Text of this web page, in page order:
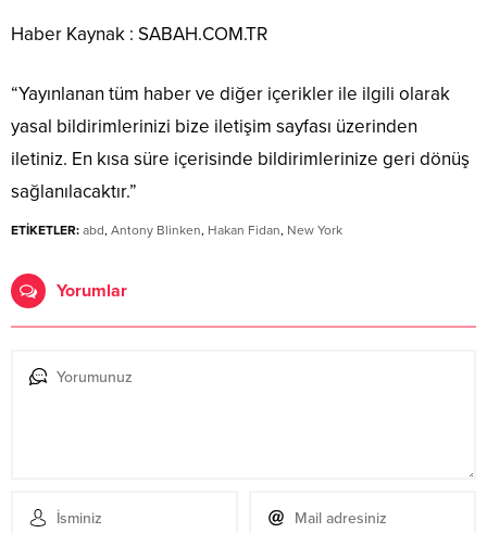
Haber Kaynak : SABAH.COM.TR
“Yayınlanan tüm haber ve diğer içerikler ile ilgili olarak
yasal bildirimlerinizi bize iletişim sayfası üzerinden
iletiniz. En kısa süre içerisinde bildirimlerinize geri dönüş
sağlanılacaktır.”
ETİKETLER: abd, Antony Blinken, Hakan Fidan, New York
Yorumlar